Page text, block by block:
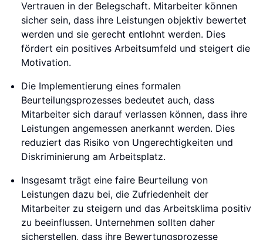
Vertrauen in der Belegschaft. Mitarbeiter können
sicher sein, dass ihre Leistungen objektiv bewertet
werden und sie gerecht entlohnt werden. Dies
fördert ein positives Arbeitsumfeld und steigert die
Motivation.
Die Implementierung eines formalen
Beurteilungsprozesses bedeutet auch, dass
Mitarbeiter sich darauf verlassen können, dass ihre
Leistungen angemessen anerkannt werden. Dies
reduziert das Risiko von Ungerechtigkeiten und
Diskriminierung am Arbeitsplatz.
Insgesamt trägt eine faire Beurteilung von
Leistungen dazu bei, die Zufriedenheit der
Mitarbeiter zu steigern und das Arbeitsklima positiv
zu beeinflussen. Unternehmen sollten daher
sicherstellen, dass ihre Bewertungsprozesse